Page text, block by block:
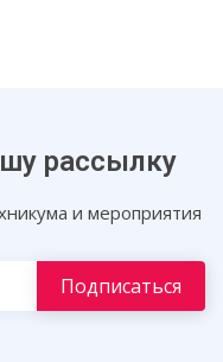
рассылку
и мероприятия